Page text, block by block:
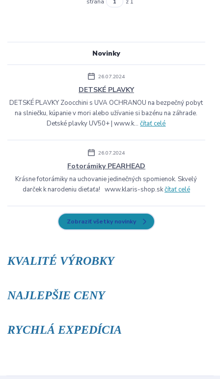
Novinky
26.07.2024
DETSKÉ PLAVKY
DETSKÉ PLAVKY Zoocchini s UVA OCHRANOU na bezpečný pobyt
na slniečku, kúpanie v mori alebo užívanie si bazénu na záhrade.
Detské plavky UV50+ | www.k...čítať celé
26.07.2024
Fotorámiky PEARHEAD
Krásne fotorámiky na uchovanie jedinečných spomienok. Skvelý
darček k narodeniu dieťaťa! www.klaris-shop.skčítať celé
Zobraziť všetky novinky
KVALITÉ VÝROBKY
NAJLEPŠIE CENY
RYCHLÁ EXPEDÍCIA